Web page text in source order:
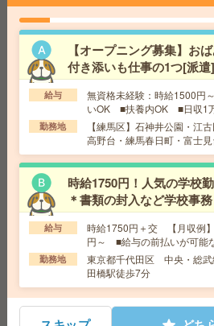
勤務地 錦糸町駅徒歩3分 ※錦糸町アルカ
での就業です
＼完全在宅／週2日～＊1日4h～！オ
付！時給2400円[派遣]
給 与 時給2400円＋交
交通費 交通費実費支給（当社規定あり）
勤務地 JR山手線 田町駅 4分/都営浅草線
座り仕事！給与即払いOK！高時給！
グ業務[派遣]
時給1530円
交通費 交通費支給有り
藤沢本町駅～徒歩14分
【オープニング募集】お
付き添いも仕事の1つ[派遣]
給与
無資格未経験：時給1500
いOK ■扶養内OK ■日収1
以上
勤務地
【練馬区】石神井公園・江
高野台・練馬春日町・富士
務地多数！
時給1750円！人気の学校
＊書類の封入など学校事
給与
時給1750円＋交 【月収例
円～ ■給与の前払いが可能
サービスあり
勤務地
東京都千代田区 中央・総武
田橋駅徒歩7分